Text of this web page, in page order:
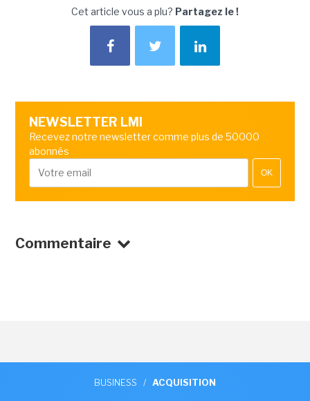
Cet article vous a plu? Partagez le !
NEWSLETTER LMI
Recevez notre newsletter comme plus de 50000
abonnés
OK
Commentaire
BUSINESS / ACQUISITION